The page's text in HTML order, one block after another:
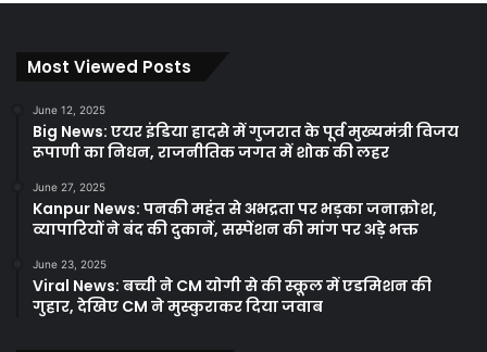
Most Viewed Posts
June 12, 2025
Big News: एयर इंडिया हादसे में गुजरात के पूर्व मुख्यमंत्री विजय
रूपाणी का निधन, राजनीतिक जगत में शोक की लहर
June 27, 2025
Kanpur News: पनकी महंत से अभद्रता पर भड़का जनाक्रोश,
व्यापारियों ने बंद की दुकानें, सस्पेंशन की मांग पर अड़े भक्त
June 23, 2025
Viral News: बच्ची ने CM योगी से की स्कूल में एडमिशन की
गुहार, देखिए CM ने मुस्कुराकर दिया जवाब